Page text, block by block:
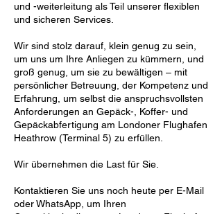
und -weiterleitung als Teil unserer flexiblen
und sicheren Services.
Wir sind stolz darauf, klein genug zu sein,
um uns um Ihre Anliegen zu kümmern, und
groß genug, um sie zu bewältigen – mit
persönlicher Betreuung, der Kompetenz und
Erfahrung, um selbst die anspruchsvollsten
Anforderungen an Gepäck-, Koffer- und
Gepäckabfertigung am Londoner Flughafen
Heathrow (Terminal 5) zu erfüllen.
Wir übernehmen die Last für Sie.
Kontaktieren Sie uns noch heute per E-Mail
oder WhatsApp, um Ihren